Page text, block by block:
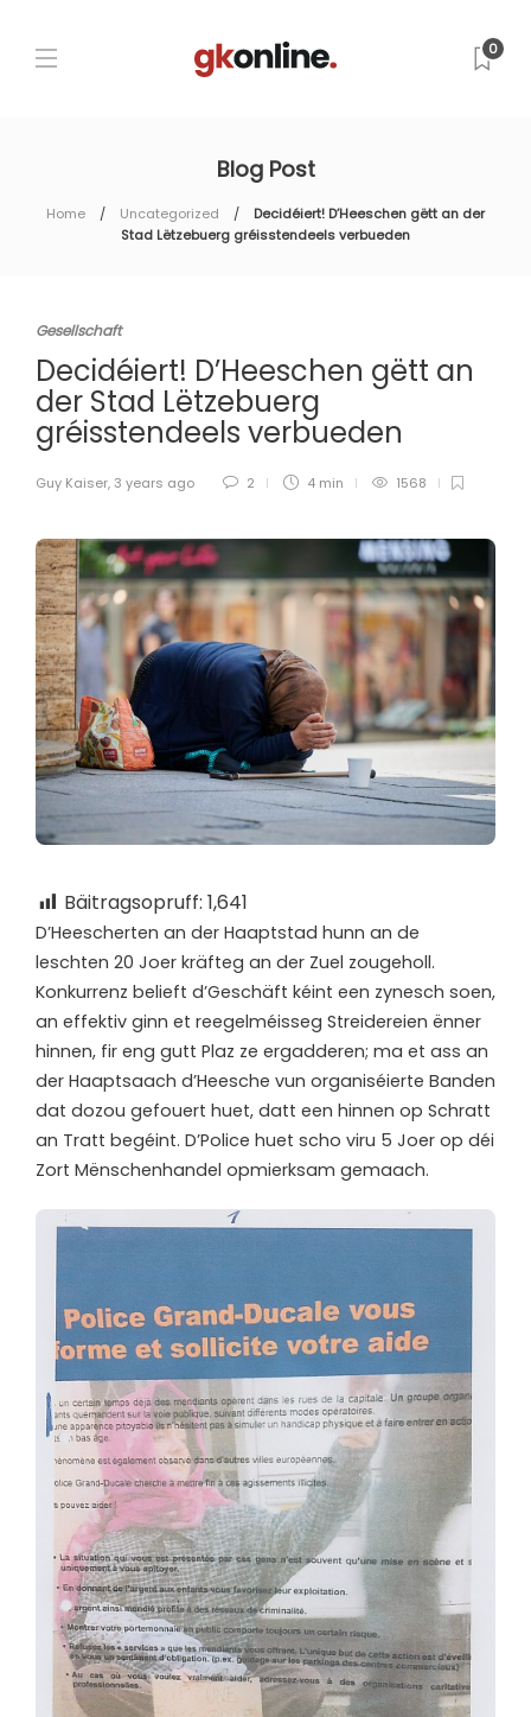
0
Blog Post
Home Uncategorized
Decidéiert! D’Heeschen gëtt an der
Stad Lëtzebuerg gréisstendeels verbueden
Gesellschaft
Decidéiert! D’Heeschen gëtt an
der Stad Lëtzebuerg
gréisstendeels verbueden
Guy Kaiser, 3 years ago 2 4 min 1568
Bäitragsopruff: 1,641
D’Heescherten an der Haaptstad hunn an de
leschten 20 Joer kräfteg an der Zuel zougeholl.
Konkurrenz belieft d’Geschäft kéint een zynesch soen,
an effektiv ginn et reegelméisseg Streidereien ënner
hinnen, fir eng gutt Plaz ze ergadderen; ma et ass an
der Haaptsaach d’Heesche vun organiséierte Banden
dat dozou gefouert huet, datt een hinnen op Schratt
an Tratt begéint. D’Police huet scho viru 5 Joer op déi
Zort Mënschenhandel opmierksam gemaach.